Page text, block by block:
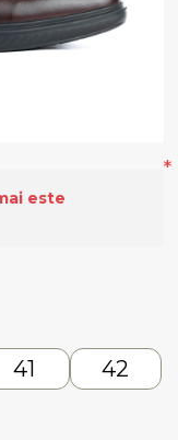
este
*
41
42